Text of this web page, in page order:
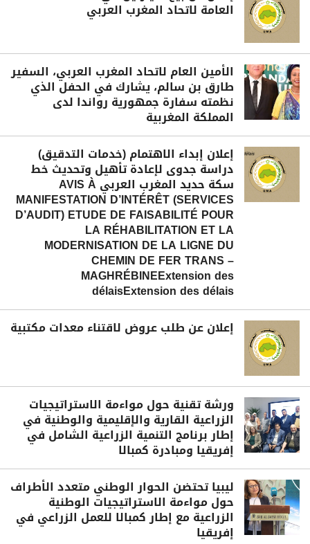
العامة لاتحاد المغرب العربي
الأمين العام لاتحاد المغرب العربي، السفير
طارق بن سالم، يشارك في الحفل الذي
نظمته سفارة جمهورية رواندا لدى
المملكة المغربية
إعلان إبداء الاهتمام (خدمات التدقيق)
دراسة جدوى لإعادة تأهيل وتحديث خط
سكة حديد المغرب العربي AVIS À
MANIFESTATION D’INTÉRÊT (SERVICES
D’AUDIT) ETUDE DE FAISABILITÉ POUR
LA RÉHABILITATION ET LA
MODERNISATION DE LA LIGNE DU
CHEMIN DE FER TRANS –
MAGHRÉBINEExtension des
délaisExtension des délais
إعلان عن طلب عروض لاقتناء معدات مكتبية
ورشة تقنية حول مواءمة الاستراتيجيات
الزراعية القارية والإقليمية والوطنية في
إطار برنامج التنمية الزراعية الشامل في
إفريقيا ومبادرة كمبالا
ليبيا تحتضن الحوار الوطني متعدد الأطراف
حول مواءمة الاستراتيجيات الوطنية
الزراعية مع إطار كمبالا للعمل الزراعي في
إفريقيا